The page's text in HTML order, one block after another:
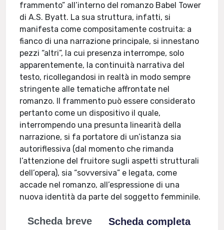
frammento” all’interno del romanzo Babel Tower
di A.S. Byatt. La sua struttura, infatti, si
manifesta come compositamente costruita: a
fianco di una narrazione principale, si innestano
pezzi “altri”, la cui presenza interrompe, solo
apparentemente, la continuità narrativa del
testo, ricollegandosi in realtà in modo sempre
stringente alle tematiche affrontate nel
romanzo. Il frammento può essere considerato
pertanto come un dispositivo il quale,
interrompendo una presunta linearità della
narrazione, si fa portatore di un’istanza sia
autoriflessiva (dal momento che rimanda
l’attenzione del fruitore sugli aspetti strutturali
dell’opera), sia “sovversiva” e legata, come
accade nel romanzo, all’espressione di una
nuova identità da parte del soggetto femminile.
Scheda breve
Scheda completa